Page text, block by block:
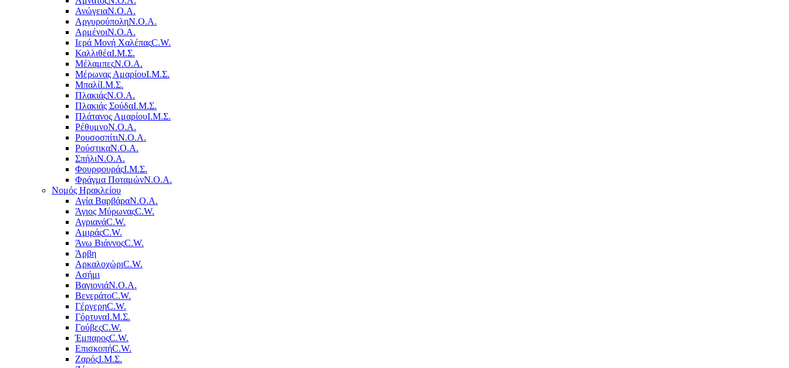
ΑνώγειαΝ.Ο.Α.
ΑργυρούποληΝ.Ο.Α.
ΑρμένοιΝ.Ο.Α.
Ιερά Μονή ΧαλέπαςC.W.
ΚαλλιθέαΙ.Μ.Σ.
ΜέλαμπεςΝ.Ο.Α.
Μέρωνας ΑμαρίουΙ.Μ.Σ.
ΜπαλίΙ.Μ.Σ.
ΠλακιάςΝ.Ο.Α.
Πλακιάς ΣούδαΙ.Μ.Σ.
Πλάτανος ΑμαρίουΙ.Μ.Σ.
ΡέθυμνοΝ.Ο.Α.
ΡουσοσπίτιΝ.Ο.Α.
ΡούστικαΝ.Ο.Α.
ΣπήλιΝ.Ο.Α.
ΦουρφουράςΙ.Μ.Σ.
Φράγμα ΠοταμώνΝ.Ο.Α.
Νομός Ηρακλείου
Αγία ΒαρβάραΝ.Ο.Α.
Άγιος ΜύρωναςC.W.
ΑγριανάC.W.
ΑμιράςC.W.
Άνω ΒιάννοςC.W.
Άρβη
ΑρκαλοχώριC.W.
Ασήμι
ΒαγιονιάΝ.Ο.Α.
ΒενεράτοC.W.
ΓέργερηC.W.
ΓόρτυναΙ.Μ.Σ.
ΓούβεςC.W.
ΈμπαροςC.W.
ΕπισκοπήC.W.
ΖαρόςΙ.Μ.Σ.